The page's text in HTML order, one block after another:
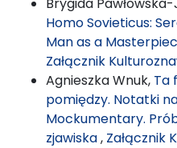
Homo Sovieticus:
Man as a
Załącznik
Agnieszka Wnuk, Ta
pomiędzy. Notatki
Mockumentary.
zjawiska, Załącznik